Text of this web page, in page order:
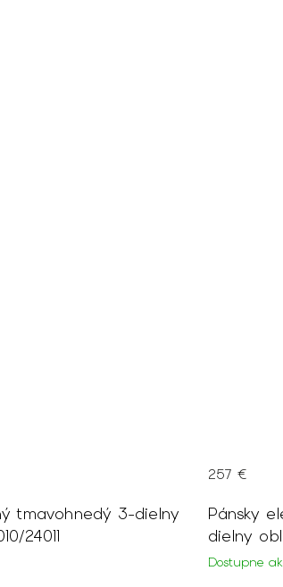
tmavohnedý 3-dielny
24011
Pánsky
dielny
Dostupne
257 €